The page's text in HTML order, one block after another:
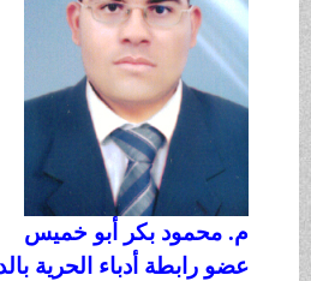
خميس
الحرية بالدقهلية